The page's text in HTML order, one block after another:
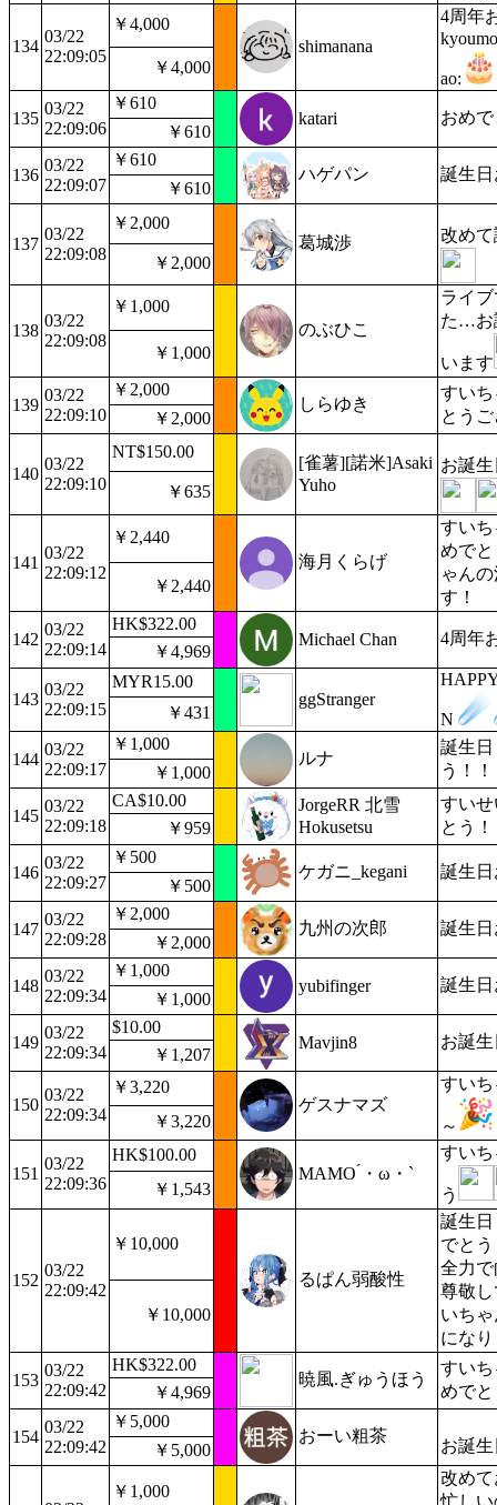
134
03/22
22:09:05
￥4,000
shimanana
4周年
ao:
￥4,000
135
03/22
22:09:06
￥610
katari
おめ
￥610
136
03/22
22:09:07
￥610
ハゲパン 誕生
￥610
137
03/22
22:09:08
￥2,000
葛城渉
改め
￥2,000
138
03/22
22:09:08
￥1,000
のぶひこ
ライ
た…お
います
￥1,000
139
03/22
22:09:10
￥2,000
しらゆき
すい
とう
￥2,000
140
03/22
22:09:10
NT$150.00
[雀薯][諾米]Asaki
Yuho
お誕
￥635
141
03/22
22:09:12
￥2,440
海月くらげ
すい
めで
ゃん
す！
￥2,440
142
03/22
22:09:14
HK$322.00
Michael Chan
4周年
￥4,969
143
03/22
22:09:15
MYR15.00
ggStranger
N
￥431
144
03/22
22:09:17
￥1,000
ルナ
誕生
う！
￥1,000
145
03/22
22:09:18
CA$10.00
JorgeRR 北雪
Hokusetsu
すい
とう
￥959
146
03/22
22:09:27
￥500
ケガニ_kegani 誕生
￥500
147
03/22
22:09:28
￥2,000
九州の次郎 誕生
￥2,000
148
03/22
22:09:34
￥1,000
yubifinger
誕生
￥1,000
149
03/22
22:09:34
$10.00
Mavjin8
お誕
￥1,207
150
03/22
22:09:34
￥3,220
ゲスナマズ
すい
～
￥3,220
151
03/22
22:09:36
HK$100.00
MAMO ́・ω・`
すい
う
￥1,543
152
03/22
22:09:42
￥10,000
るぱん弱酸性
誕生
でと
全力
尊敬
いち
にな
￥10,000
153
03/22
22:09:42
HK$322.00
暁風.ぎゅうほう
すい
めで
￥4,969
154
03/22
22:09:42
￥5,000
おーい粗茶
お誕
￥5,000
￥1,000
改め
忙し